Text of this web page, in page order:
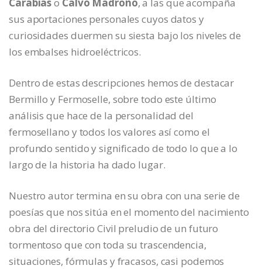
Carabiaso Calvo Madroño, a las que acompaña
sus aportaciones personales cuyos datos y
curiosidades duermen su siesta bajo los niveles de
los embalses hidroeléctricos.
Dentro de estas descripciones hemos de destacar
Bermillo y Fermoselle, sobre todo este último
análisis que hace de la personalidad del
fermosellano y todos los valores así como el
profundo sentido y significado de todo lo que a lo
largo de la historia ha dado lugar.
Nuestro autor termina en su obra con una serie de
poesías que nos sitúa en el momento del nacimiento
obra del directorio Civil preludio de un futuro
tormentoso que con toda su trascendencia,
situaciones, fórmulas y fracasos, casi podemos